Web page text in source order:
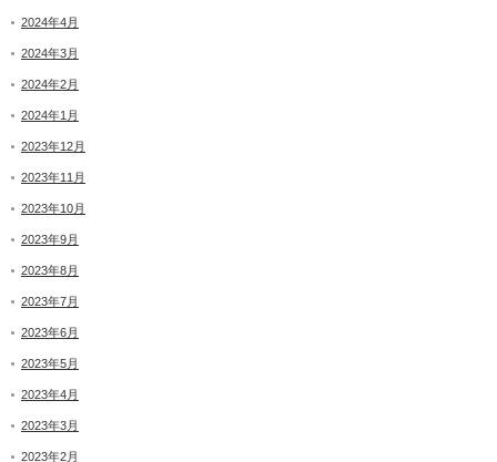
2024年4月
2024年3月
2024年2月
2024年1月
2023年12月
2023年11月
2023年10月
2023年9月
2023年8月
2023年7月
2023年6月
2023年5月
2023年4月
2023年3月
2023年2月